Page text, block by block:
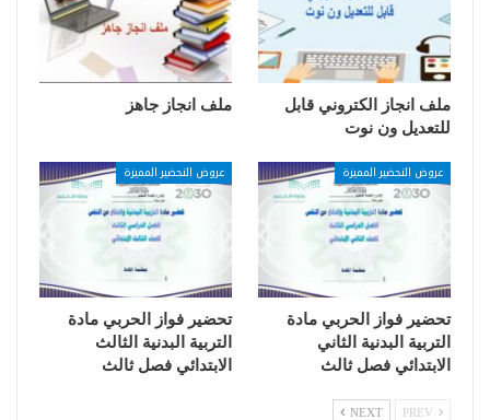
ملف انجاز الكتروني قابل
للتعديل ون نوت
ملف انجاز جاهز
عروض التحضير المميزة
تحضير فواز الحربي مادة
التربية البدنية الثاني
الابتدائي فصل ثالث
عروض التحضير المميزة
تحضير فواز الحربي مادة
التربية البدنية الثالث
الابتدائي فصل ثالث
NEXT